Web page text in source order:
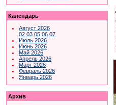
Календарь
Август 2026
02 03 05 06 07
Июль 2026
Июнь 2026
Май 2026
Апрель 2026
Март 2026
Февраль 2026
Январь 2026
Архив